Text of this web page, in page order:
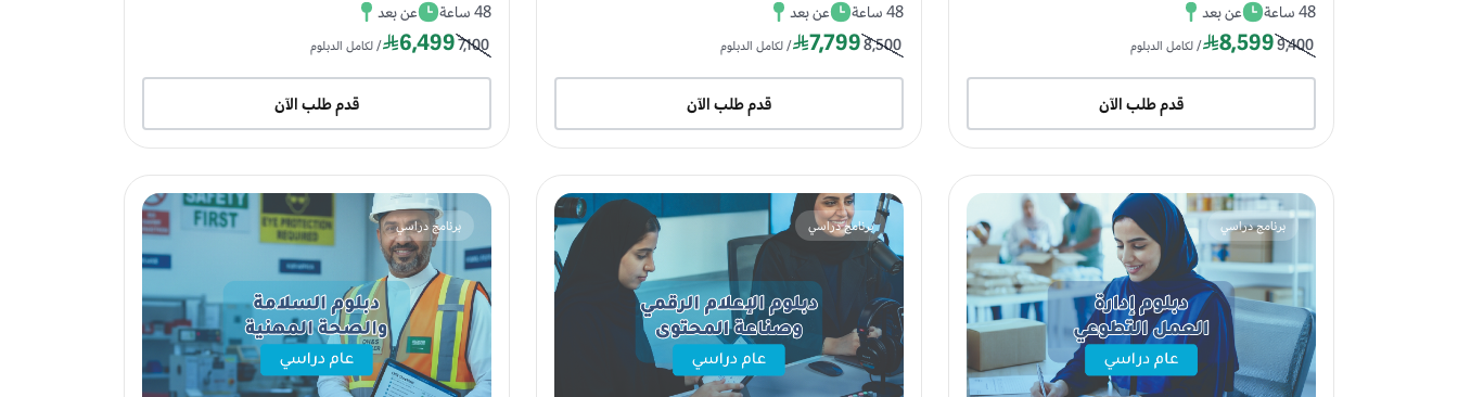
48 ساعة
عن بعد
9,400
8,599 / لكامل الدبلوم
قدم طلب الآن
48 ساعة
عن بعد
8,500
7,799 / لكامل الدبلوم
قدم طلب الآن
48 ساعة
عن بعد
7,100
6,499 / لكامل الدبلوم
قدم طلب الآن
برنامج دراسي برنامج دراسي برنامج دراسي